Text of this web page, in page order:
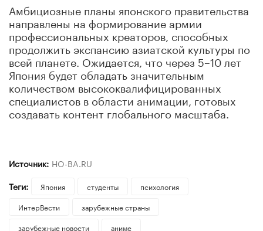
Амбициозные планы японского правительства
направлены на формирование армии
профессиональных креаторов, способных
продолжить экспансию азиатской культуры по
всей планете. Ожидается, что через 5–10 лет
Япония будет обладать значительным
количеством высококвалифицированных
специалистов в области анимации, готовых
создавать контент глобального масштаба.
Источник: HO-BA.RU
Теги:
Япония студенты
психология
ИнтерВести
зарубежные страны
зарубежные новости
аниме